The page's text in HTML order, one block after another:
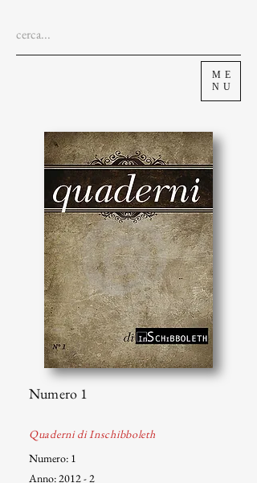
ME
NU
Numero 1
Quaderni di Inschibboleth
Numero: 1
Anno: 2012 - 2